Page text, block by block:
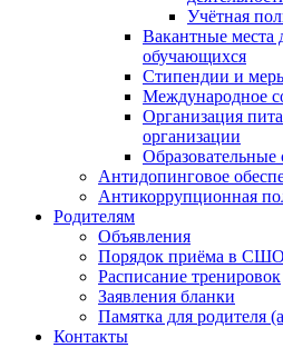
Учётная
Вакантные места
обучающихся
Стипендии и
Международное
Организация
организации
Образовательные
Антидопинговое
Антикоррупционная
Родителям
Объявления
Порядок приёма в
Расписание тренировок
Заявления бланки
Памятка для родителя
Контакты